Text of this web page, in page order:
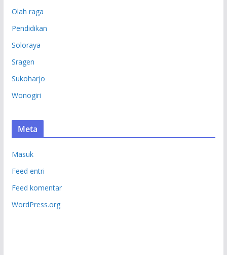
Olah raga
Pendidikan
Soloraya
Sragen
Sukoharjo
Wonogiri
Meta
Masuk
Feed entri
Feed komentar
WordPress.org